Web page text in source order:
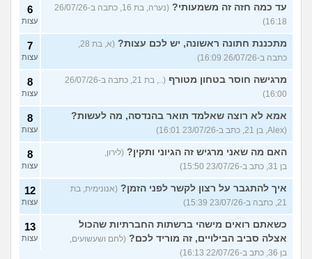
עד כמה חזה זה משמעותי?
(נערה, בת 16, כתבה ב-26/07/26
16:18)
6
עצות
מתכננת חתונה ראשונה, יש לכם עצות?
(א, בת 28,
כתבה ב-26/07/26 16:09)
7
עצות
מרגישה חוסר בטחון מטורף
(.., בת 21, כתבה ב-26/07/26
16:00)
8
עצות
אמא לא רוצה שאלמד תואר בהנדסה, מה לעשות?
(Alex, בן 21, כתב ב-23/07/26 16:01)
8
עצות
האם מה שאני מרגיש זה הגיוני ותקין? (לירון,
בן 31, כתב ב-23/07/26 15:50)
8
עצות
איך להתגבר על רצון לקשר לפני הזמן? (אנונימית, בת
21, כתבה ב-23/07/26 15:39)
12
עצות
כשאתם רואים מישהי ברשתות החברתיות שהכול
אצלה סביב הבילויים, זה מוריד לכם? (לחם ושעשועים,
בן 36, כתב ב-22/07/26 16:13)
13
עצות